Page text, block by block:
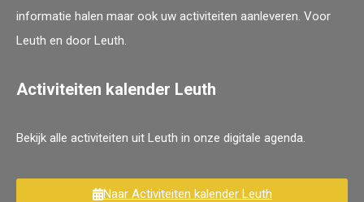
informatie halen maar ook uw activiteiten aanleveren. Voor
Leuth en door Leuth.
Activiteiten kalender Leuth
Bekijk alle activiteiten uit Leuth in onze digitale agenda.
Naar Activiteiten kalender Leuth